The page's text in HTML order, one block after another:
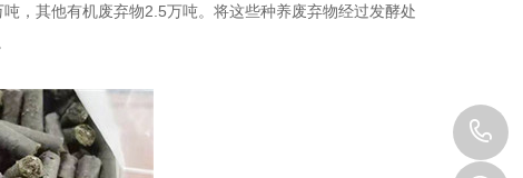
，其他有机废弃物2.5万吨。将这些种养废弃物经过发酵处